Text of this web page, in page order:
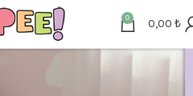
0 0,00 ₺